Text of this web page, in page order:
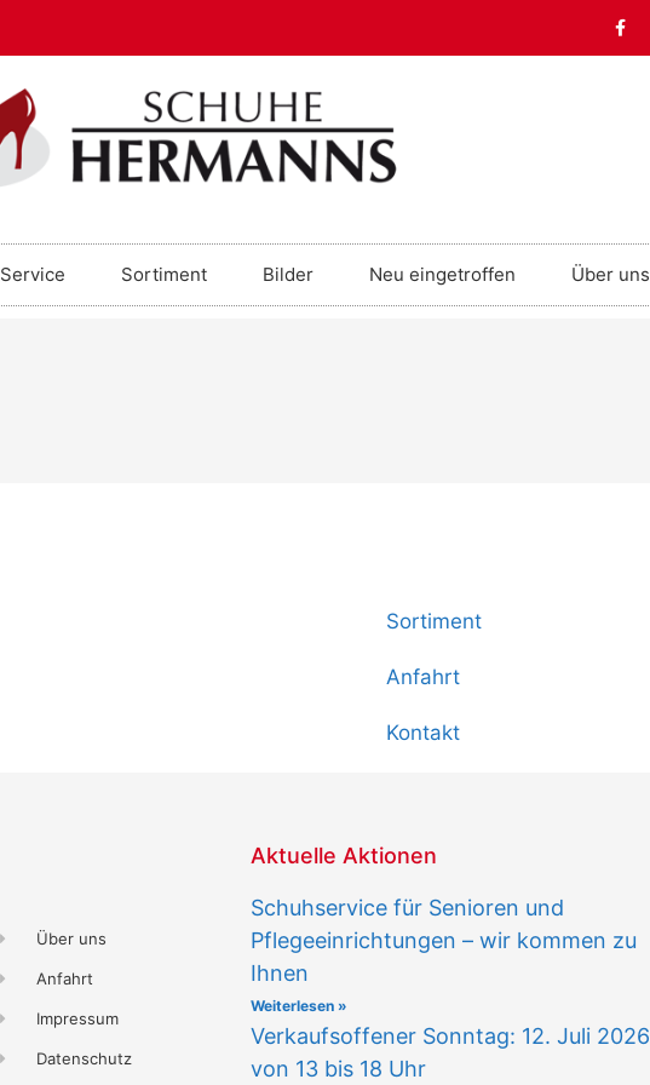
Service Sortiment Bilder Neu eingetroffen Über uns
Sortiment
Anfahrt
Kontakt
Über uns
Anfahrt
Impressum
Datenschutz
Aktuelle Aktionen
Schuhservice für Senioren und
Pflegeeinrichtungen – wir kommen zu
Ihnen
Weiterlesen »
Verkaufsoffener Sonntag: 12. Juli 2026
von 13 bis 18 Uhr